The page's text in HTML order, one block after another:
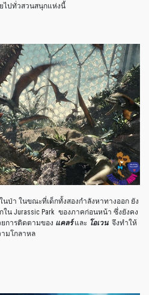
ไปทั่วสวนสนุกแห่งนี้
ในป่า ในขณะที่เด็กทั้งสองกำลังหาทางออก ยัง
น Jurassic Park ของภาคก่อนหน้า ซึ่งยังคง
การติดตามของ แคลร์และ โอเวนจึงทำให้
มโกลาหล